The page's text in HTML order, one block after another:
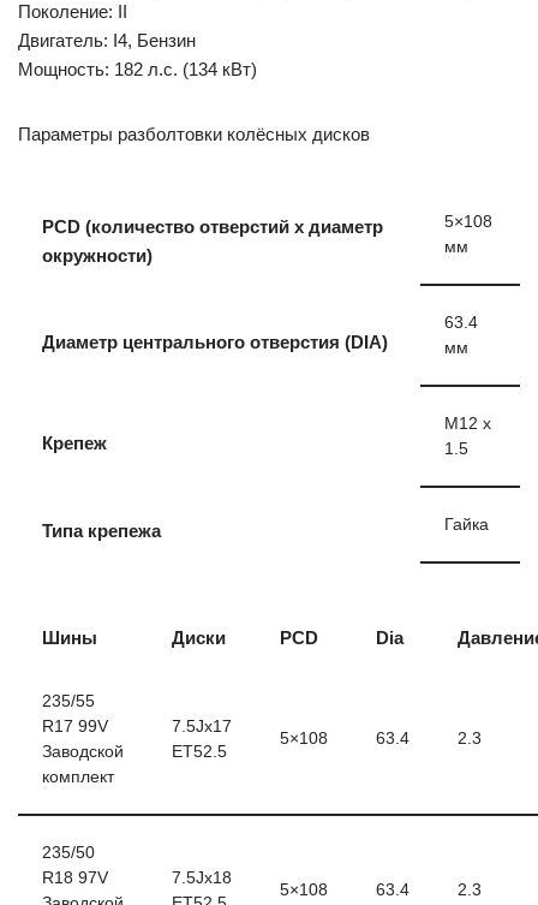
Поколение: II
Двигатель: I4, Бензин
Мощность: 182 л.с. (134 кВт)
Параметры разболтовки колёсных дисков
PCD (количество отверстий x диаметр
окружности)
5×108
мм
Диаметр центрального отверстия (DIA)
63.4
мм
Крепеж
M12 x
1.5
Типа крепежа Гайка
Шины Диски PCD Dia
235/55
R17 99V
Заводской
комплект
7.5Jx17
ET52.5
5×108 63.4 2.3
235/50
R18 97V
7.5Jx18
5×108 63.4 2.3